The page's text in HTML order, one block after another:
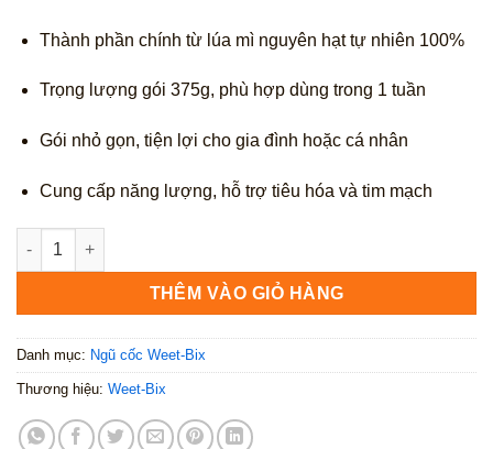
89.910 ₫.
Thành phần chính từ lúa mì nguyên hạt tự nhiên 100%
Trọng lượng gói 375g, phù hợp dùng trong 1 tuần
Gói nhỏ gọn, tiện lợi cho gia đình hoặc cá nhân
Cung cấp năng lượng, hỗ trợ tiêu hóa và tim mạch
Weet‑Bix Whole Grain 375g số lượng
THÊM VÀO GIỎ HÀNG
Danh mục: Ngũ cốc Weet-Bix
Thương hiệu: Weet-Bix